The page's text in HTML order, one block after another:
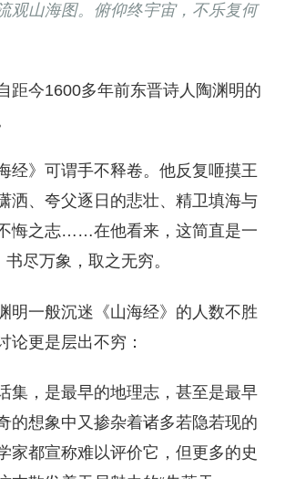
观山海图。俯仰终宇宙，不乐复何
距今1600多年前东晋诗人陶渊明的
经》可谓手不释卷。他反复咂摸王
洒、夸父逐日的悲壮、精卫填海与
悔之志……在他看来，这简直是一
书尽万象，取之无穷。
明一般沉迷《山海经》的人数不胜
论更是层出不穷：
集，是最早的地理志，甚至是最早
的想象中又掺杂着诸多若隐若现的
家都宣称难以评价它，但更多的史